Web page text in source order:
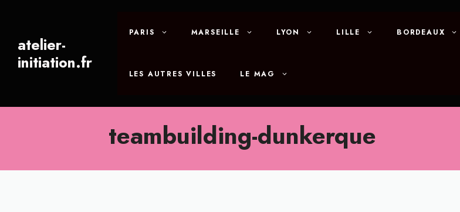
contenuatelier-
initiation.fr
PARIS MARSEILLE LYON LILLE BORDEAUX
LES AUTRES VILLES LE MAG
teambuilding-dunkerque